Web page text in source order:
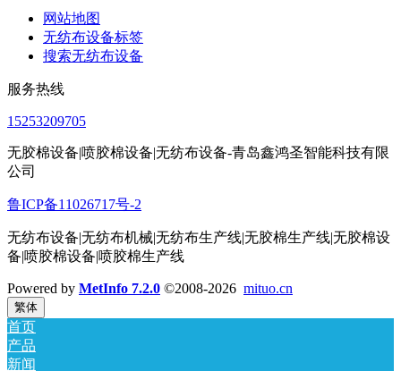
网站地图
无纺布设备标签
搜索无纺布设备
服务热线
15253209705
无胶棉设备|喷胶棉设备|无纺布设备-青岛鑫鸿圣智能科技有限
公司
鲁ICP备11026717号-2
无纺布设备|无纺布机械|无纺布生产线|无胶棉生产线|无胶棉设
备|喷胶棉设备|喷胶棉生产线
Powered by MetInfo 7.2.0 ©2008-2026 mituo.cn
繁体
首页
产品
新闻